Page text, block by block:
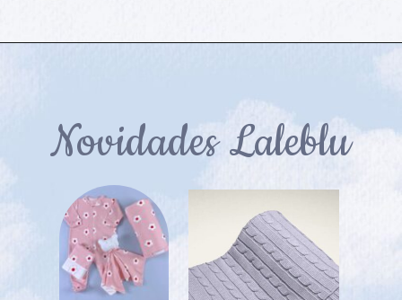
Novidades Laleblu